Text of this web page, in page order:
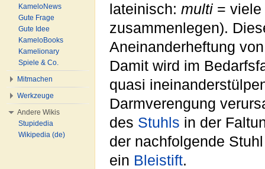
lateinisch: multi =
zusammenlegen).
Aneinanderheftung
Damit wird im
quasi
Darmverengung
des Stuhls in der
der nachfolgende
ein Bleistift.
KameloNews
Gute Frage
Gute Idee
KameloBooks
Kamelionary
Spiele & Co.
Mitmachen
Werkzeuge
Andere Wikis
Stupidedia
Wikipedia (de)